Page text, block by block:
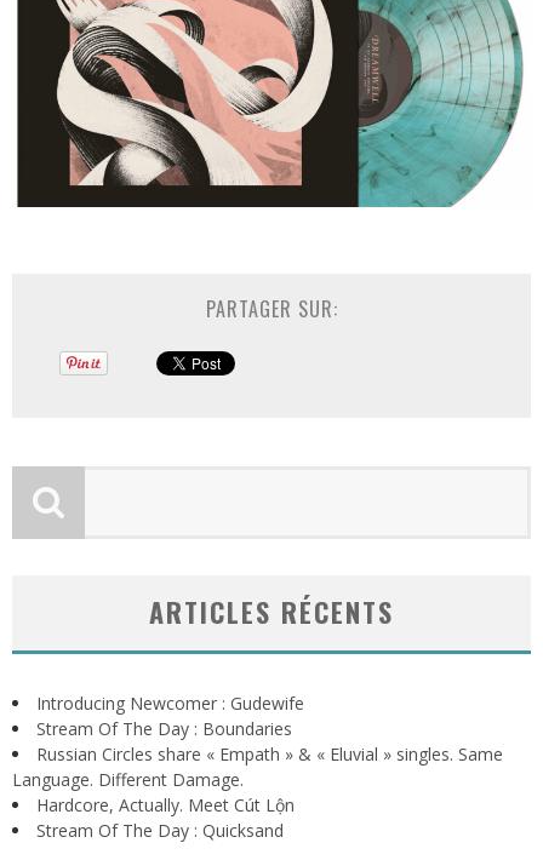
PARTAGER SUR:
ARTICLES RÉCENTS
Introducing Newcomer : Gudewife
Stream Of The Day : Boundaries
Russian Circles share « Empath » & « Eluvial » singles. Same
Language. Different Damage.
Hardcore, Actually. Meet Cút Lộn
Stream Of The Day : Quicksand